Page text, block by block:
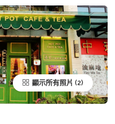
顯示所有照片